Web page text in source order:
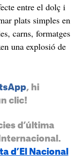
entre el dolç i
plats simples en
carns, formatges
una explosió de
, hi
clic!
d’última
d’El Nacional